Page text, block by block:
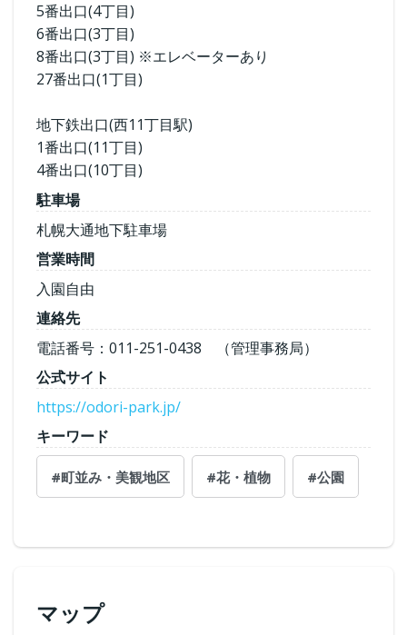
5番出口(4丁目)
6番出口(3丁目)
8番出口(3丁目) ※エレベーターあり
27番出口(1丁目)
地下鉄出口(西11丁目駅)
1番出口(11丁目)
4番出口(10丁目)
駐車場
札幌大通地下駐車場
営業時間
入園自由
連絡先
電話番号：011-251-0438 （管理事務局）
公式サイト
https://odori-park.jp/
キーワード
#町並み・美観地区 #花・植物 #公園
マップ